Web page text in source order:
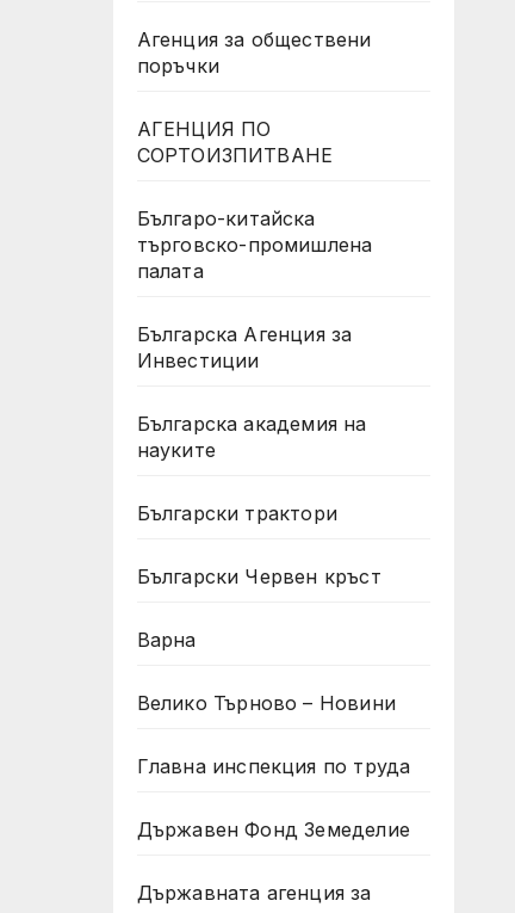
Агенция за обществени
поръчки
АГЕНЦИЯ ПО
СОРТОИЗПИТВАНЕ
Българо-китайска
търговско-промишлена
палата
Българска Агенция за
Инвестиции
Българска академия на
науките
Български трактори
Български Червен кръст
Варна
Велико Търново – Новини
Главна инспекция по труда
Държавен Фонд Земеделие
Държавната агенция за